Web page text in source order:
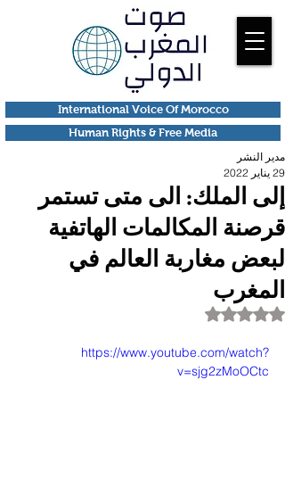
Human Rights & Free Media
International Voice Of Morocco
إلى الملك: الى متى تستمر
قرصنة المكالمات الهاتفية
لبعض مغاربة العالم في
المغرب
مدير النشر
29 يناير 2022
تم التقييم بـ ليس رقمًا من أصل 5 نجوم.
https://www.youtube.com/watch?
v=sjg2zMoOCtc